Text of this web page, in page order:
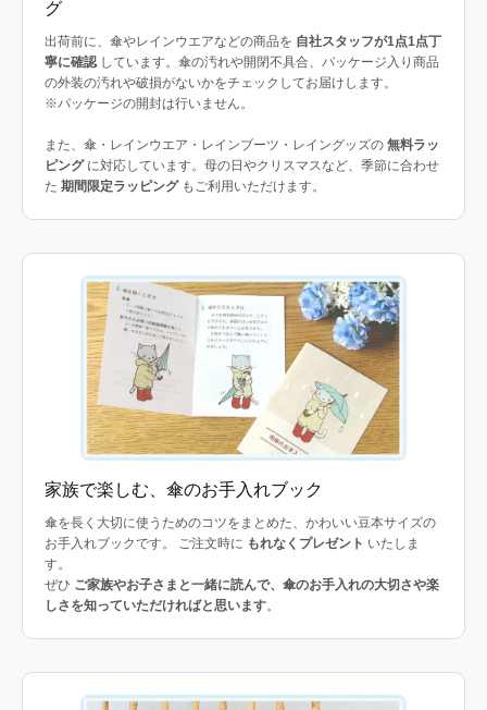
グ
出荷前に、傘やレインウエアなどの商品を 自社スタッフが1点1点丁
寧に確認しています。傘の汚れや開閉不具合、パッケージ入り商品
の外装の汚れや破損がないかをチェックしてお届けします。
※パッケージの開封は行いません。
また、傘・レインウエア・レインブーツ・レイングッズの 無料ラッ
ピングに対応しています。母の日やクリスマスなど、季節に合わせ
た 期間限定ラッピングもご利用いただけます。
家族で楽しむ、傘のお手入れブック
傘を長く大切に使うためのコツをまとめた、かわいい豆本サイズの
お手入れブックです。 ご注文時に もれなくプレゼント いたしま
す。
ぜひ ご家族やお子さまと一緒に読んで、傘のお手入れの大切さや楽
しさを知っていただければと思います。